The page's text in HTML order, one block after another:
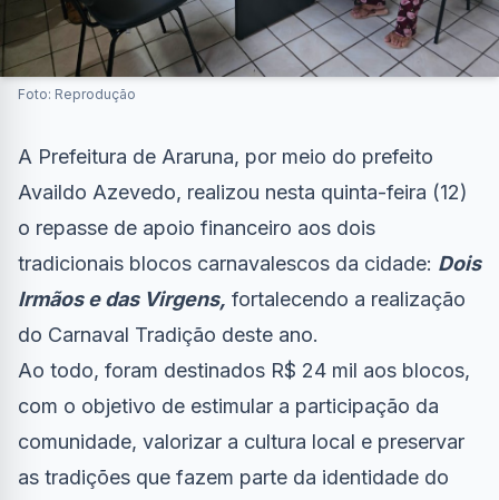
Foto: Reprodução
A Prefeitura de Araruna, por meio do prefeito
Availdo Azevedo, realizou nesta quinta-feira (12)
o repasse de apoio financeiro aos dois
tradicionais blocos carnavalescos da cidade: Dois
Irmãos e das Virgens, fortalecendo a realização
do Carnaval Tradição deste ano.
Ao todo, foram destinados R$ 24 mil aos blocos,
com o objetivo de estimular a participação da
comunidade, valorizar a cultura local e preservar
as tradições que fazem parte da identidade do